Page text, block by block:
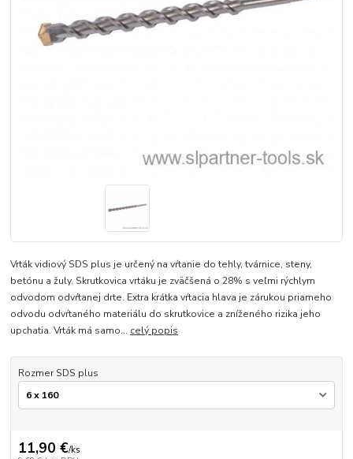
Vrták vidiový SDS plus je určený na vŕtanie do tehly, tvárnice, steny,
betónu a žuly. Skrutkovica vrtáku je zväčšená o 28% s veľmi rýchlym
odvodom odvŕtanej drte. Extra krátka vŕtacia hlava je zárukou priameho
odvodu odvŕtaného materiálu do skrutkovice a zníženého rizika jeho
upchatia. Vrták má samo... celý popis
Rozmer SDS plus
11,90 €/ks